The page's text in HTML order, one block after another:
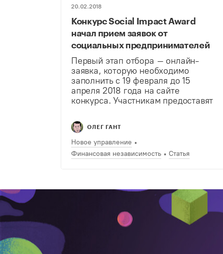
20.02.2018
Конкурс Social Impact Award
начал прием заявок от
социальных предпринимателей
Первый этап отбора – онлайн-
заявка, которую необходимо
заполнить с 19 февраля до 15
апреля 2018 года на сайте
конкурса. Участникам предоставят
материалам, которые помогут
сформулировать идеи проекта и
корректно заполнить заявку. При
заполнении заявки до 25 марта
участники получат…
ОЛЕГ ГАНТ
Новое управление
Финансовая независимость
Статья